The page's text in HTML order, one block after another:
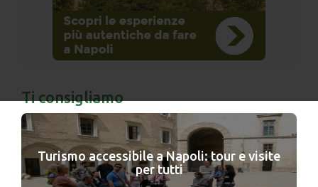
Ti consigliamo
Turismo accessibile a Napoli: tour e visite
per tutti